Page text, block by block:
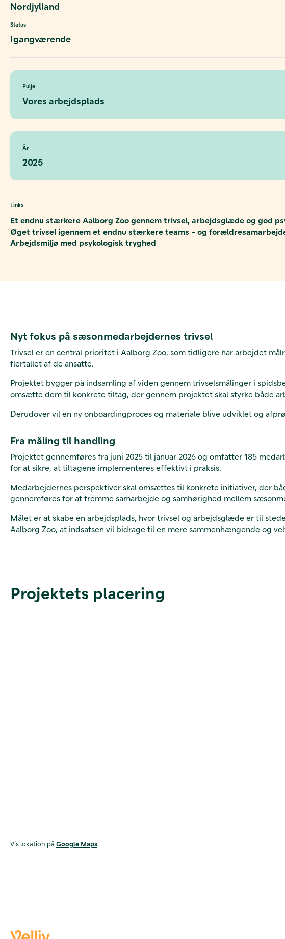
Nordjylland
Status
Igangværende
Pulje
Vores arbejdsplads
År
2025
Links
Et endnu stærkere Aalborg Zoo gennem trivsel, arbejdsglæde og god
Øget trivsel igennem et endnu stærkere teams - og
Arbejdsmiljø med psykologisk tryghed
Nyt fokus på sæsonmedarbejdernes trivsel
Trivsel er en central prioritet i Aalborg Zoo, som tidligere har arbejdet
flertallet af de ansatte.
Projektet bygger på indsamling af viden gennem trivselsmålinger i
omsætte dem til konkrete tiltag, der gennem projektet skal styrke både
Derudover vil en ny onboardingproces og materiale blive udviklet og
Fra måling til handling
Projektet gennemføres fra juni 2025 til januar 2026 og omfatter 185
for at sikre, at tiltagene implementeres effektivt i praksis.
Medarbejdernes perspektiver skal omsættes til konkrete initiativer, der
gennemføres for at fremme samarbejde og samhørighed mellem
Målet er at skabe en arbejdsplads, hvor trivsel og arbejdsglæde er til
Aalborg Zoo, at indsatsen vil bidrage til en mere sammenhængende og
Projektets placering
Vis lokation på Google Maps